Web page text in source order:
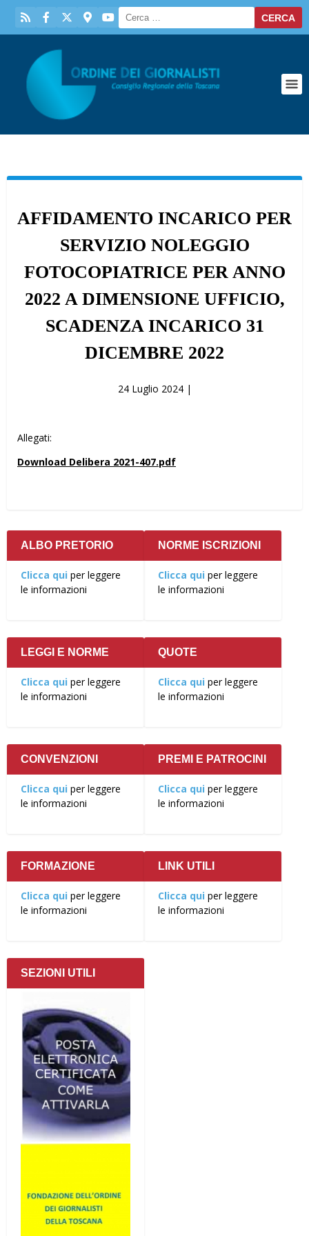
AFFIDAMENTO INCARICO PER
SERVIZIO NOLEGGIO
FOTOCOPIATRICE PER ANNO
2022 A DIMENSIONE UFFICIO,
SCADENZA INCARICO 31
DICEMBRE 2022
24 Luglio 2024 |
Allegati:
Download Delibera 2021-407.pdf
ALBO PRETORIO
Clicca qui per leggere
le informazioni
NORME ISCRIZIONI
Clicca qui per leggere
le informazioni
LEGGI E NORME
Clicca qui per leggere
le informazioni
QUOTE
Clicca qui per leggere
le informazioni
CONVENZIONI
Clicca qui per leggere
le informazioni
PREMI E PATROCINI
Clicca qui per leggere
le informazioni
FORMAZIONE
Clicca qui per leggere
le informazioni
LINK UTILI
Clicca qui per leggere
le informazioni
SEZIONI UTILI